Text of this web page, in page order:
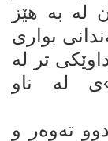
لە بە هێز
بواری
تر لە
لە ناو
تەوەر و